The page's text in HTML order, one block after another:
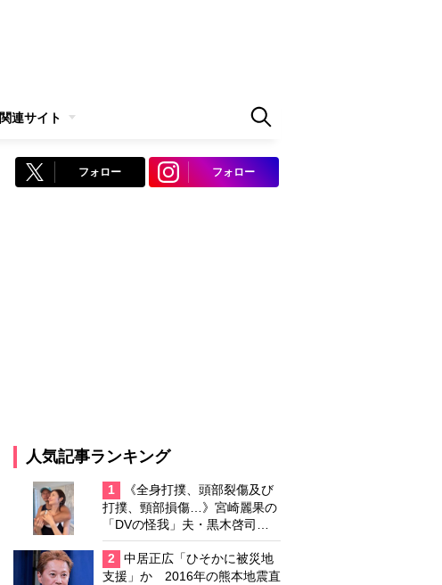
関連サイト
フォロー フォロー
人気記事ランキング
1
《全身打撲、頭部裂傷及び
打撲、頸部損傷…》宮崎麗果の
「DVの怪我」夫・黒木啓司の
逮捕で始まる「夫婦の闘争」
2
中居正広「ひそかに被災地
支援」か 2016年の熊本地震直